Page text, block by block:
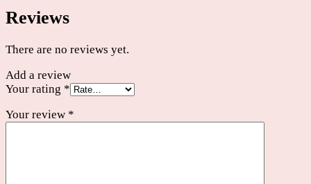
Reviews
There are no reviews yet.
Add a review
Your rating *
Your review *